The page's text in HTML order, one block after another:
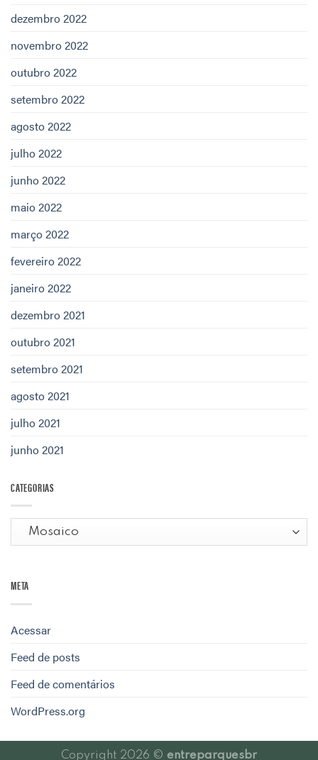
dezembro 2022
novembro 2022
outubro 2022
setembro 2022
agosto 2022
julho 2022
junho 2022
maio 2022
março 2022
fevereiro 2022
janeiro 2022
dezembro 2021
outubro 2021
setembro 2021
agosto 2021
julho 2021
junho 2021
CATEGORIAS
Categorias
META
Acessar
Feed de posts
Feed de comentários
WordPress.org
Copyright 2026 © entreparquesbr